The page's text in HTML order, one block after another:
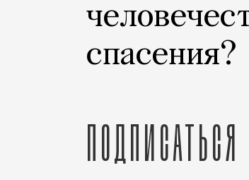
спасения?
Подписаться